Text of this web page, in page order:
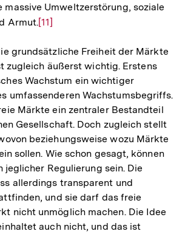
massive Umweltzerstörung, soziale
Armut.Zur
der
Fußnote
[11]
grundsätzliche Freiheit der Märkte
zugleich äußerst wichtig. Erstens
Wachstum ein wichtiger
umfassenderen Wachstumsbegriffs.
Märkte ein zentraler Bestandteil
Gesellschaft. Doch zugleich stellt
beziehungsweise wozu Märkte
sollen. Wie schon gesagt, können
jeglicher Regulierung sein. Die
allerdings transparent und
und sie darf das freie
nicht unmöglich machen. Die Idee
auch nicht, und das ist